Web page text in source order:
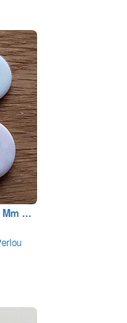
...